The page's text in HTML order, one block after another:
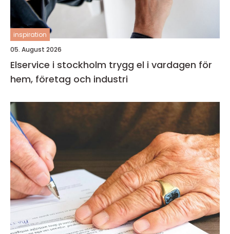
inspiration
05. August 2026
Elservice i stockholm trygg el i vardagen för
hem, företag och industri